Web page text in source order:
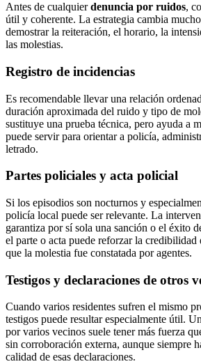
Antes de cualquierdenuncia por ruidos,
útil y coherente. La estrategia cambia
demostrar la reiteración, el horario, la
las molestias.
Registro de incidencias
Es recomendable llevar una relación
duración aproximada del ruido y tipo de
sustituye una prueba técnica, pero ayuda a
puede servir para orientar a policía,
letrado.
Partes policiales y acta policial
Si los episodios son nocturnos y
policía local puede ser relevante. La
garantiza por sí sola una sanción o el éxito
el parte o acta puede reforzar la credibilidad
que la molestia fue constatada por agentes.
Testigos y declaraciones de otros
Cuando varios residentes sufren el mismo
testigos puede resultar especialmente útil.
por varios vecinos suele tener más fuerza
sin corroboración externa, aunque siempre
calidad de esas declaraciones.